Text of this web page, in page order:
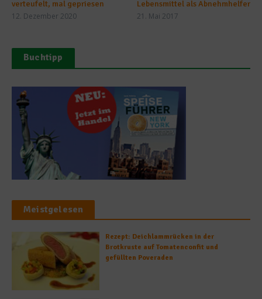
verteufelt, mal gepriesen
12. Dezember 2020
Lebensmittel als Abnehmhelfer
21. Mai 2017
Buchtipp
Meistgelesen
Rezept: Deichlammrücken in der
Brotkruste auf Tomatenconfit und
gefüllten Poveraden